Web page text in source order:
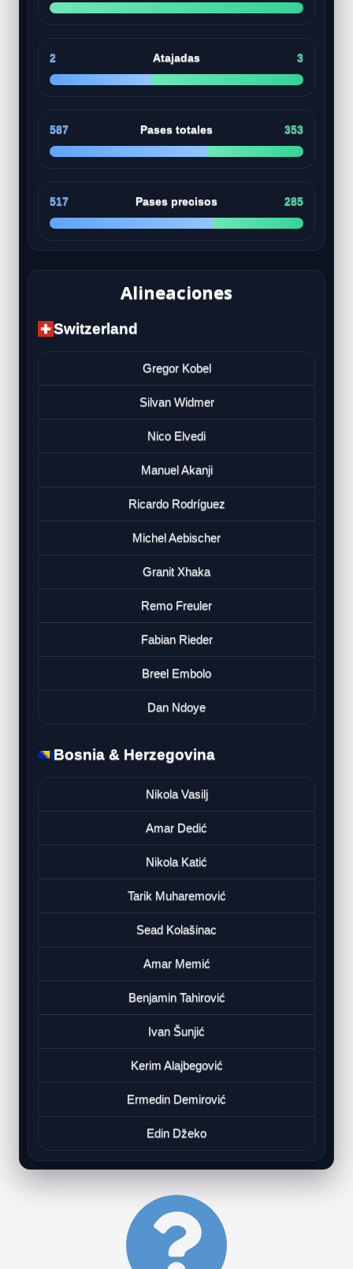
2 Atajadas 3
587 Pases totales 353
517 Pases precisos 285
Alineaciones
Switzerland
Gregor Kobel
Silvan Widmer
Nico Elvedi
Manuel Akanji
Ricardo Rodríguez
Michel Aebischer
Granit Xhaka
Remo Freuler
Fabian Rieder
Breel Embolo
Dan Ndoye
Bosnia & Herzegovina
Nikola Vasilj
Amar Dedić
Nikola Katić
Tarik Muharemović
Sead Kolašinac
Amar Memić
Benjamin Tahirović
Ivan Šunjić
Kerim Alajbegović
Ermedin Demirović
Edin Džeko